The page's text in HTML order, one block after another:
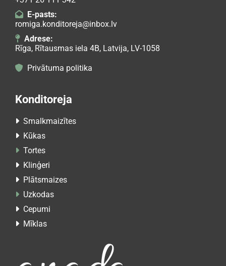
 E-pasts:
romiga.konditoreja@inbox.lv
 Adrese:
Rīga, Rītausmas iela 4B, Latvija, LV-1058
 Privātuma politika
Konditoreja
 Smalkmaizītes
 Kūkas
 Tortes
 Klinģeri
 Plātsmaizes
 Uzkodas
 Cepumi
 Mīklas